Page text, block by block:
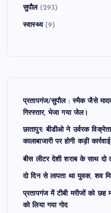
सुपौल(293)
स्वास्थ्य(9)
प्रतापगंज/सुपौल : स्मैक जैसे
गिरफ्तार, भेजा गया जेल।
छातापुर: बीडीओ ने उर्वरक
कालाबाजारी पर होगी कड़ी
बीस लीटर देशी शराब के साथ
दो दिन से लापता था युवक, शव
प्रतापगंज में टीबी मरीजों को छह
को लिया गया गोद